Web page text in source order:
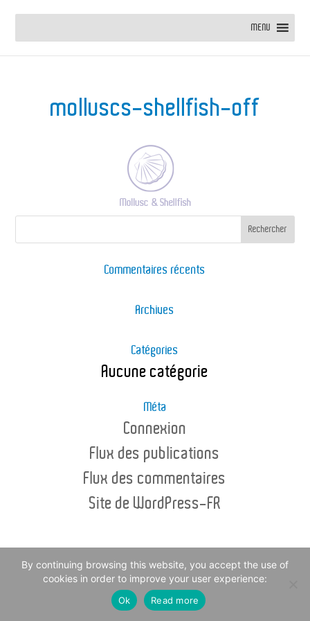
MENU
molluscs-shellfish-off
Commentaires récents
Archives
Catégories
Aucune catégorie
Méta
Connexion
Flux des publications
Flux des commentaires
Site de WordPress-FR
© Copyright - Channel Sea Food 2016 - Legal Notice
By continuing browsing this website, you accept the use of
cookies in order to improve your user experience:
Ok Read more